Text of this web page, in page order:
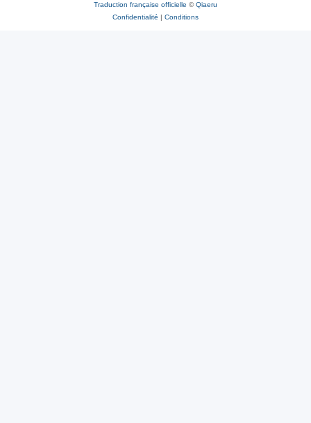
Traduction française officielle ©Qiaeru
Confidentialité | Conditions